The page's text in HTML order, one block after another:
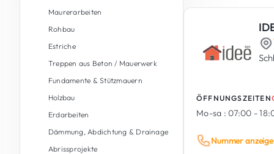
Maurerarbeiten
Rohbau
Estriche
Treppen aus Beton / Mauerwerk
Fundamente & Stützmauern
Holzbau
Erdarbeiten
Dämmung, Abdichtung & Drainage
Abrissprojekte
ÖFFNUNGSZEITEN
Mo-sa : 07:00 -
Nummer